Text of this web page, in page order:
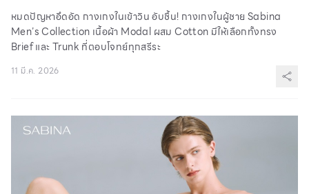
หมดปัญหาอึดอัด กางเกงในเข้าวิน อับชื้น! กางเกงในผู้ชาย Sabina
Men’s Collection เนื้อผ้า Modal ผสม Cotton มีให้เลือกทั้งทรง
Brief และ Trunk ที่ตอบโจทย์ทุกสรีระ
11 มี.ค. 2026